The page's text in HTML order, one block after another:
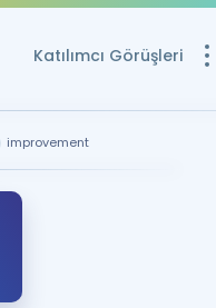
Katılımcı Görüşleri
Ücretsiz
improvement